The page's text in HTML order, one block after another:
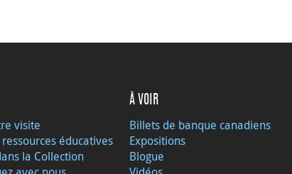
visite
éducatives
la Collection
À VOIR
Billets de banque canadiens
Expositions
Blogue